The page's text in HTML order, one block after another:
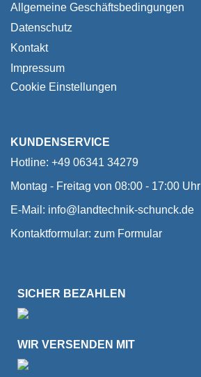
Allgemeine Geschäftsbedingungen
Datenschutz
Kontakt
Impressum
Cookie Einstellungen
KUNDENSERVICE
Hotline: +49 06341 34279
Montag - Freitag von 08:00 - 17:00 Uhr
E-Mail: info@landtechnik-schunck.de
Kontaktformular: zum Formular
SICHER BEZAHLEN
WIR VERSENDEN MIT